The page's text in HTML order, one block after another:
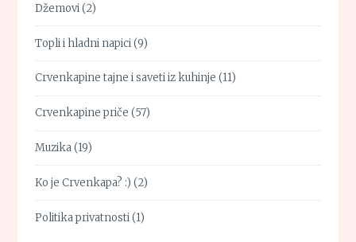
Džemovi(2)
Topli i hladni napici(9)
Crvenkapine tajne i saveti iz kuhinje (11)
Crvenkapine priče (57)
Muzika(19)
Ko je Crvenkapa? :) (2)
Politika privatnosti(1)